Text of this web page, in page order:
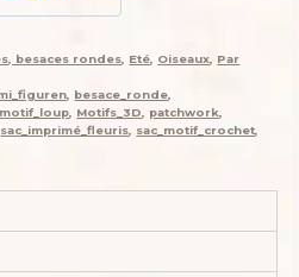
besaces rondes, Eté, Oiseaux, Par
, besace_ronde,
motif_loup, Motifs_3D, patchwork,
sac_imprimé_fleuris, sac_motif_crochet,